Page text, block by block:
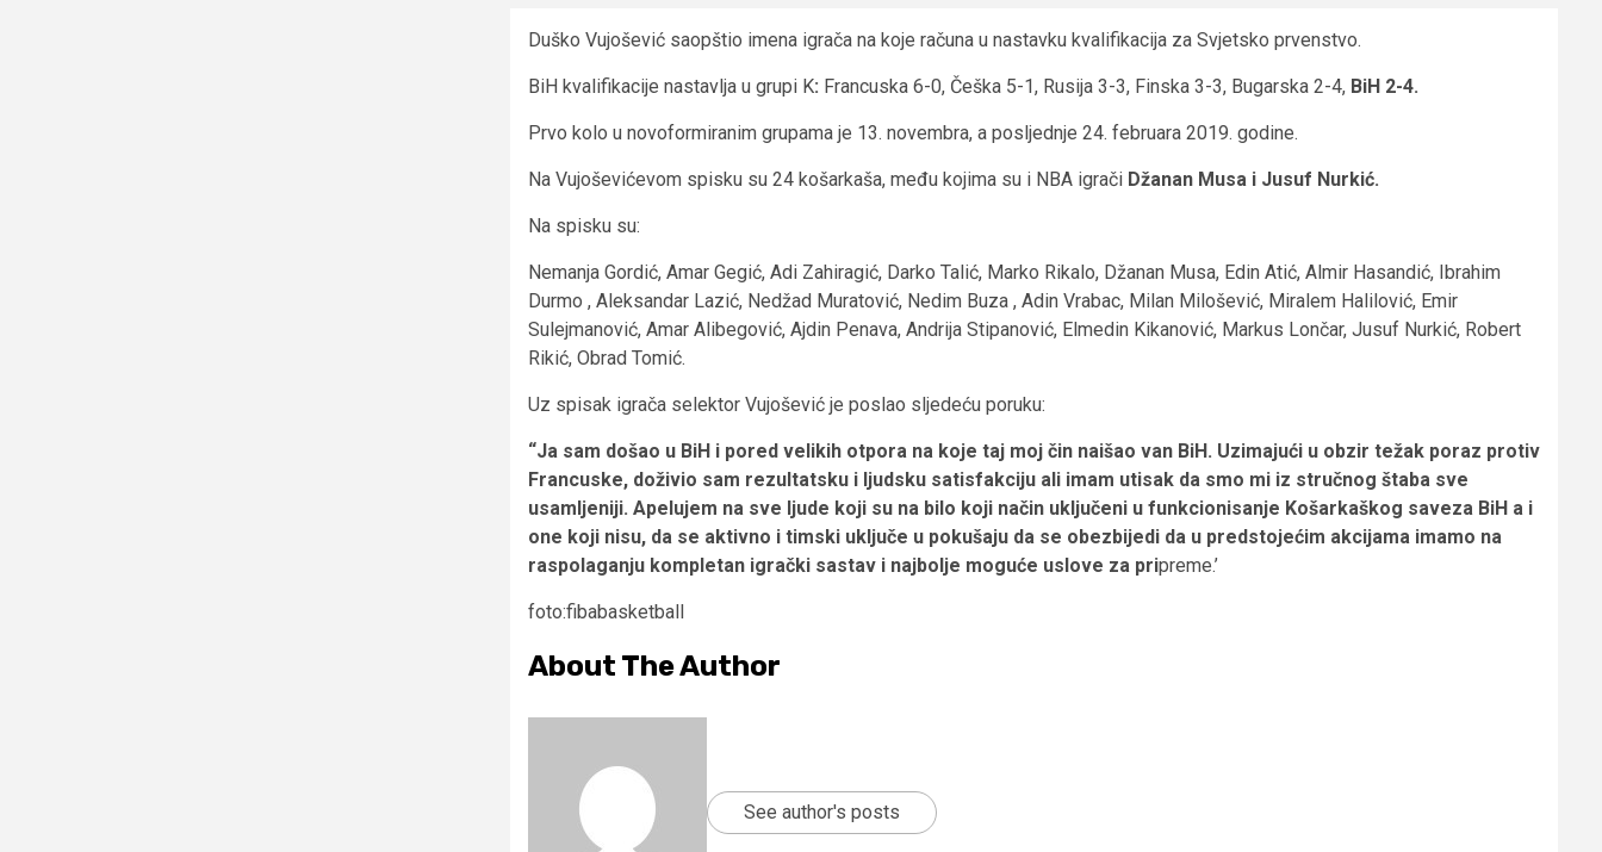
Duško Vujošević saopštio imena igrača na koje računa u nastavku kvalifikacija za Svjetsko prvenstvo.
BiH kvalifikacije nastavlja u grupi K: Francuska 6-0, Češka 5-1, Rusija 3-3, Finska 3-3, Bugarska 2-4, BiH 2-4.
Prvo kolo u novoformiranim grupama je 13. novembra, a posljednje 24. februara 2019. godine.
Na Vujoševićevom spisku su 24 košarkaša, među kojima su i NBA igrači Džanan Musa i Jusuf Nurkić.
Na spisku su:
Nemanja Gordić, Amar Gegić, Adi Zahiragić, Darko Talić, Marko Rikalo, Džanan Musa, Edin Atić, Almir Hasandić, Ibrahim
Durmo , Aleksandar Lazić, Nedžad Muratović, Nedim Buza , Adin Vrabac, Milan Milošević, Miralem Halilović, Emir
Sulejmanović, Amar Alibegović, Ajdin Penava, Andrija Stipanović, Elmedin Kikanović, Markus Lončar, Jusuf Nurkić, Robert
Rikić, Obrad Tomić.
Uz spisak igrača selektor Vujošević je poslao sljedeću poruku:
“Ja sam došao u BiH i pored velikih otpora na koje taj moj čin naišao van BiH. Uzimajući u obzir težak poraz protiv
Francuske, doživio sam rezultatsku i ljudsku satisfakciju ali imam utisak da smo mi iz stručnog štaba sve
usamljeniji. Apelujem na sve ljude koji su na bilo koji način uključeni u funkcionisanje Košarkaškog saveza BiH a i
one koji nisu, da se aktivno i timski uključe u pokušaju da se obezbijedi da u predstojećim akcijama imamo na
raspolaganju kompletan igrački sastav i najbolje moguće uslove za pripreme.’
foto:fibabasketball
About The Author
See author's posts